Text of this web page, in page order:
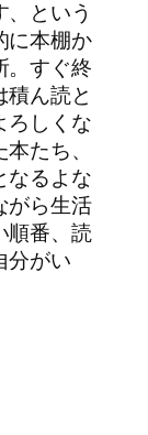
という
に本棚か
。すぐ終
積ん読と
ろしくな
たち、
なるよな
がら生活
順番、読
分がい